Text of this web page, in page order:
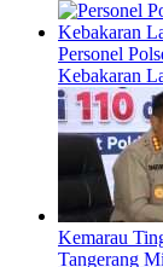
Personel
Kebakaran
Kemarau
Tangerang